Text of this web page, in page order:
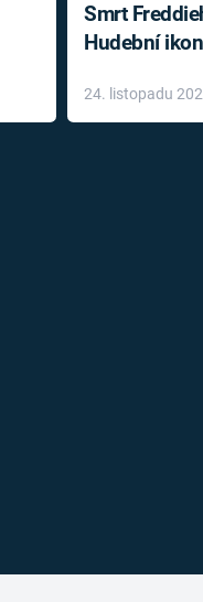
Smrt
Hudební
léky
24. listopadu